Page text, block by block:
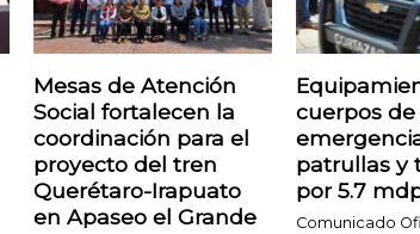
Mesas de Atención
Social fortalecen la
coordinación para el
proyecto del tren
Querétaro-Irapuato
en Apaseo el Grande
cuerpos de
patrullas y
por 5.7
Comunicado